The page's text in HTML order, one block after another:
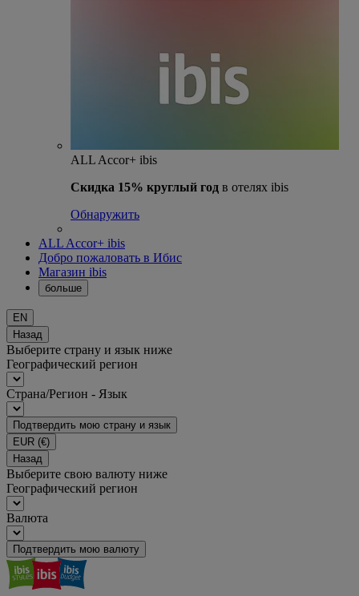
ALL Accor+ ibis
Скидка 15% круглый год в отелях ibis
Обнаружить
ALL Accor+ ibis
Добро пожаловать в Ибис
Магазин ibis
больше
EN
Назад
Выберите страну и язык ниже
Географический регион
Страна/Регион - Язык
Подтвердить мою страну и язык
EUR (€)
Назад
Выберите свою валюту ниже
Географический регион
Валюта
Подтвердить мою валюту